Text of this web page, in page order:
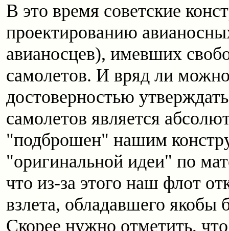
В это время советские
проектированию
авианосцев), имевших
самолетов. И вряд ли
достоверностью
самолетов является
"подброшен" нашим
"оригинальной идеи" по
что из-за этого наш флот
взлета, обладавшего
Скорее нужно отметить,